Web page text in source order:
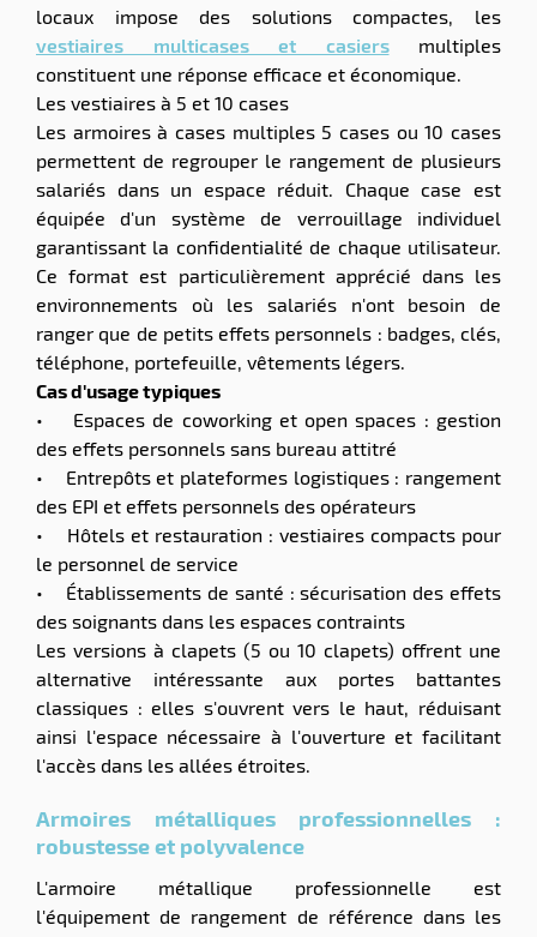
locaux impose des solutions compactes, les
vestiaires multicases et casiersmultiples
constituent une réponse efficace et économique.
Les vestiaires à 5 et 10 cases
Les armoires à cases multiples 5 cases ou 10 cases
permettent de regrouper le rangement de plusieurs
salariés dans un espace réduit. Chaque case est
équipée d'un système de verrouillage individuel
garantissant la confidentialité de chaque utilisateur.
Ce format est particulièrement apprécié dans les
environnements où les salariés n'ont besoin de
ranger que de petits effets personnels : badges, clés,
téléphone, portefeuille, vêtements légers.
Cas d'usage typiques
• Espaces de coworking et open spaces : gestion
des effets personnels sans bureau attitré
• Entrepôts et plateformes logistiques : rangement
des EPI et effets personnels des opérateurs
• Hôtels et restauration : vestiaires compacts pour
le personnel de service
• Établissements de santé : sécurisation des effets
des soignants dans les espaces contraints
Les versions à clapets (5 ou 10 clapets) offrent une
alternative intéressante aux portes battantes
classiques : elles s'ouvrent vers le haut, réduisant
ainsi l'espace nécessaire à l'ouverture et facilitant
l'accès dans les allées étroites.
Armoires métalliques professionnelles :
robustesse et polyvalence
L'armoire métallique professionnelle est
l'équipement de rangement de référence dans les